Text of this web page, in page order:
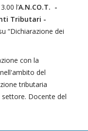
l’A.N.CO.T. -
Tributari -
“Dichiarazione dei
con la
del
tributaria
Docente del